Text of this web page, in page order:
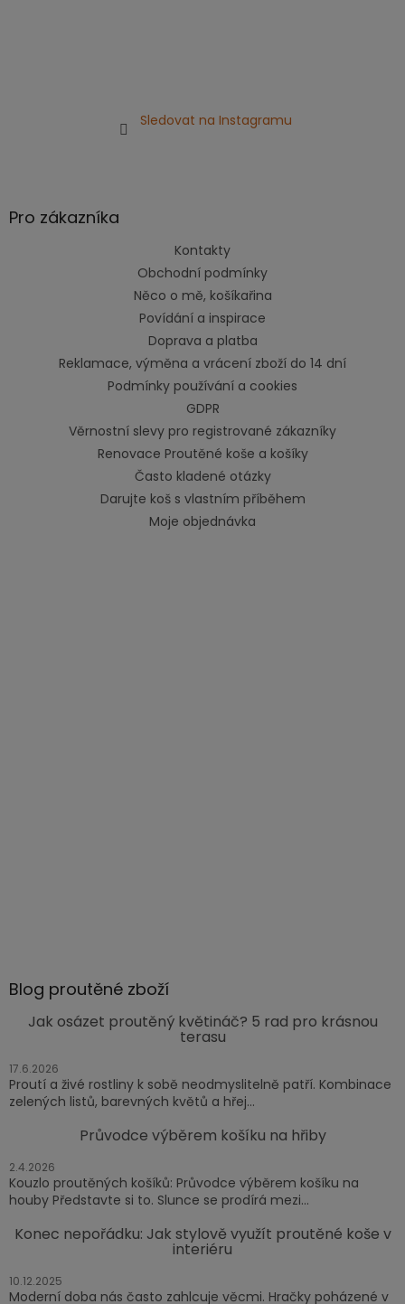
Sledovat na Instagramu
Pro zákazníka
Kontakty
Obchodní podmínky
Něco o mě, košíkařina
Povídání a inspirace
Doprava a platba
Reklamace, výměna a vrácení zboží do 14 dní
Podmínky používání a cookies
GDPR
Věrnostní slevy pro registrované zákazníky
Renovace Proutěné koše a košíky
Často kladené otázky
Darujte koš s vlastním příběhem
Moje objednávka
Blog proutěné zboží
Jak osázet proutěný květináč? 5 rad pro krásnou
terasu
17.6.2026
Proutí a živé rostliny k sobě neodmyslitelně patří. Kombinace
zelených listů, barevných květů a hřej...
Průvodce výběrem košíku na hřiby
2.4.2026
Kouzlo proutěných košíků: Průvodce výběrem košíku na
houby Představte si to. Slunce se prodírá mezi...
Konec nepořádku: Jak stylově využít proutěné koše v
interiéru
10.12.2025
Moderní doba nás často zahlcuje věcmi. Hračky poházené v